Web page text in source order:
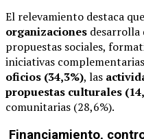
El relevamiento destaca
organizaciones desarrolla
propuestas sociales,
iniciativas
oficios (34,3%), las
propuestas culturales
comunitarias (28,6%).
Financiamiento,